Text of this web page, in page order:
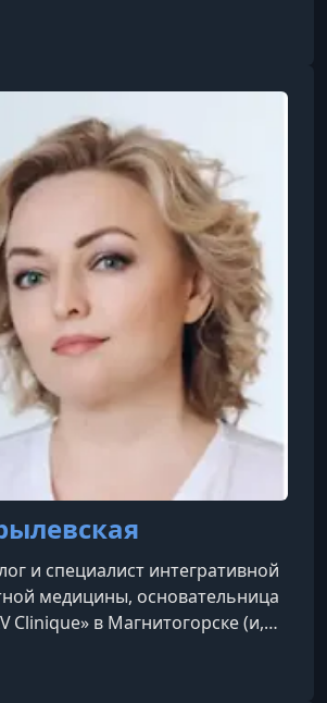
терапии. Выпускник
(2020 и 2022 гг.),
терапии.
и специалист интегративной
медицины, основательница
Clinique» в Магнитогорске (и,